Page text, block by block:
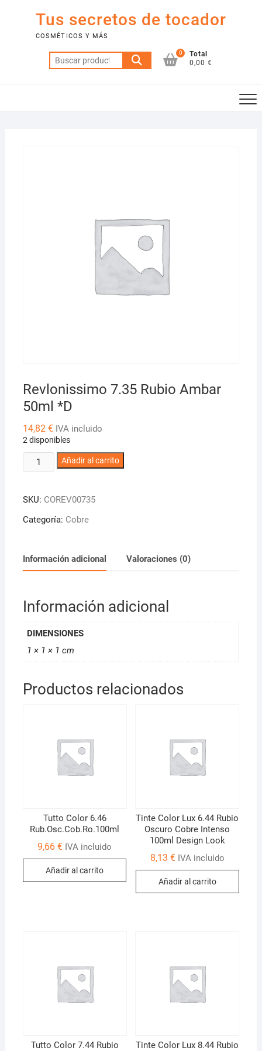
contenido
Tus secretos de tocador
COSMÉTICOS Y MÁS
Buscar
por:
0
Total
0,00 €
Revlonissimo 7.35 Rubio Ambar
50ml *D
14,82 € IVA incluido
2 disponibles
Revlonissimo
7.35
Ambar
50ml
Añadir al carrito
SKU: COREV00735
Categoría: Cobre
Información adicional Valoraciones (0)
Información adicional
DIMENSIONES
1 × 1 × 1 cm
Productos relacionados
Tutto Color 6.46
Rub.Osc.Cob.Ro.100ml
9,66€ IVA incluido
Añadir al carrito
Tinte Color Lux 6.44 Rubio
Oscuro Cobre Intenso
100ml Design Look
8,13 € IVA incluido
Añadir al carrito
Tutto Color 7.44 Rubio Tinte Color Lux 8.44 Rubio